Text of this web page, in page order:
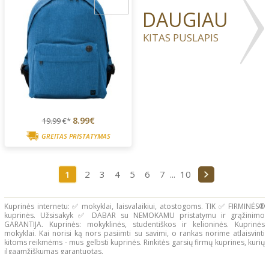
19.99€* 8.99€
GREITAS PRISTATYMAS
DAUGIAU
KITAS PUSLAPIS
1 2 3 4 5 6 7 ... 10
Kuprinės internetu: ✅ mokyklai, laisvalaikiui, atostogoms. TIK ✅ FIRMINĖS®
kuprinės. Užsisakyk ✅ DABAR su NEMOKAMU pristatymu ir grąžinimo
GARANTIJA. Kuprinės: mokyklinės, studentiškos ir kelioninės. Kuprinės
mokyklai. Kai norisi ką nors pasiimti su savimi, o rankas norime atlaisvinti
kitoms reikmėms - mus gelbsti kuprinės. Rinkitės garsių firmų kuprines, kurių
ilgaamžiškumas garantuotas.